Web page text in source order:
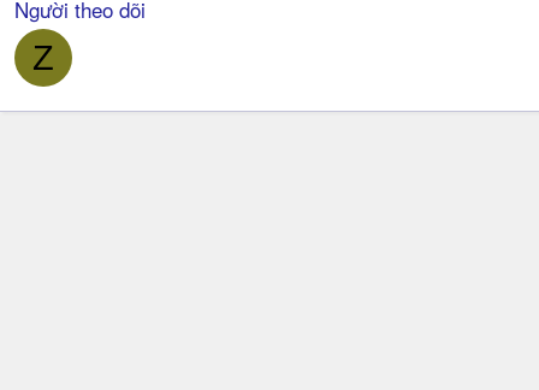
Người theo dõi
Z